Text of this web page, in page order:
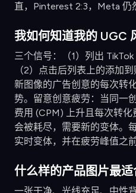
直，Pinterest 2:3，Meta 仍
我如何知道我的 UGC
三个信号：（1）列出
（2）点击后列表上的添加
新图像的广告创意的每次转
势。留意创意疲劳：当同一
费用 (CPM) 上升且每次转
会被耗尽，需要新的变体。
实时变体，并在疲劳峰值之前
什么样的产品图片最适